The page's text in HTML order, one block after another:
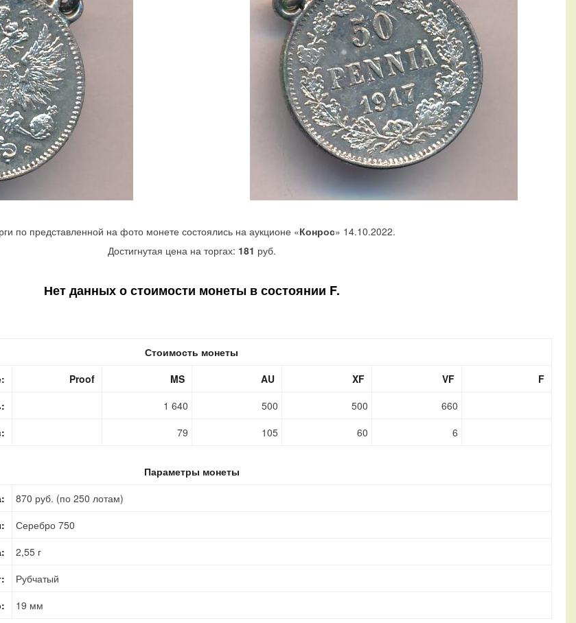
по представленной на фото монете состоялись на аукционе «Конрос» 14.10.2022.
Достигнутая цена на торгах: 181 руб.
Нет данных о стоимости монеты в состоянии F.
Стоимость монеты
Proof MS AU XF VF
F
1 640 500 500
660
79 105 60 6
Параметры монеты
870 руб. (по 250 лотам)
Серебро 750
2,55 г
Рубчатый
19 мм